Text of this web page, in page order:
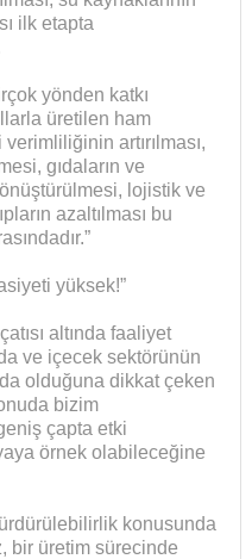
ilk etapta
yönden katkı
üretilen ham
artırılması,
gıdaların ve
lojistik ve
azaltılması bu
yüksek!”
altında faaliyet
ve içecek sektörünün
olduğuna dikkat çeken
bizim
çapta etki
örnek olabileceğine
konusunda
bir üretim sürecinde